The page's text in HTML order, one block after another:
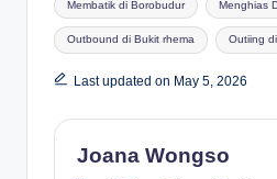
Membatik di Borobudur Menghias
Outbound di Bukit rhema Outiing
Last updated on May 5, 2026
Joana Wongso